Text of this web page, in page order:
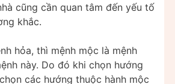
cũng cần quan tâm đến yếu tố
khắc.
hỏa, thì mệnh mộc là mệnh
này. Do đó khi chọn hướng
các hướng thuộc hành mộc